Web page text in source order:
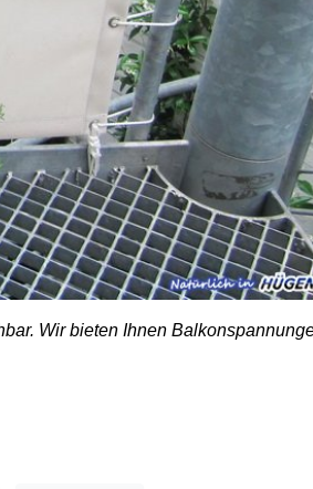
Wir bieten Ihnen